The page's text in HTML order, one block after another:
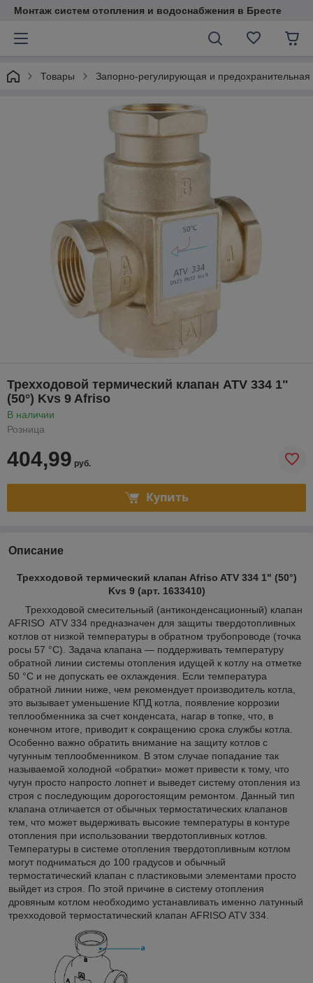
Монтаж систем отопления и водоснабжения в Бресте
Товары Запорно-регулирующая и предохранительная
Трехходовой термический клапан ATV 334 1"
(50°) Kvs 9 Afriso
В наличии
Розница
404,99 руб.
Купить
Описание
Трехходовой термический клапан Afriso ATV 334 1" (50°)
Kvs 9 (арт. 1633410)
Трехходовой смесительный (антиконденсационный) клапан
AFRISO ATV 334 предназначен для защиты твердотопливных
котлов от низкой температуры в обратном трубопроводе (точка
росы 57 °С). Задача клапана — поддерживать температуру
обратной линии системы отопления идущей к котлу на отметке
50 °С и не допускать ее охлаждения. Если температура
обратной линии ниже, чем рекомендует производитель котла,
это вызывает уменьшение КПД котла, появление коррозии
теплообменника за счет конденсата, нагар в топке, что, в
конечном итоге, приводит к сокращению срока службы котла.
Особенно важно обратить внимание на защиту котлов с
чугунным теплообменником. В этом случае попадание так
называемой холодной «обратки» может привести к тому, что
чугун просто напросто лопнет и выведет систему отопления из
строя с последующим дорогостоящим ремонтом. Данный тип
клапана отличается от обычных термостатических клапанов
тем, что может выдерживать высокие температуры в контуре
отопления при использовании твердотопливных котлов.
Температуры в системе отопления твердотопливным котлом
могут подниматься до 100 градусов и обычный
термостатический клапан с пластиковыми элементами просто
выйдет из строя. По этой причине в систему отопления
дровяным котлом необходимо устанавливать именно латунный
трехходовой термостатический клапан AFRISO ATV 334.